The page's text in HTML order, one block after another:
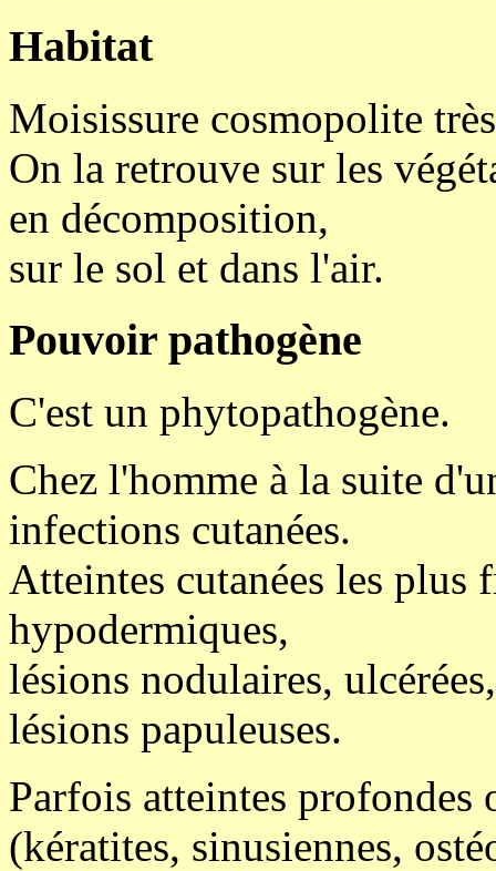
Habitat
Moisissure cosmopolite
On la retrouve sur les
en décomposition,
sur le sol et dans l'air.
Pouvoir pathogène
C'est un phytopathogène.
Chez l'homme à la suite
infections cutanées.
Atteintes cutanées les plus
hypodermiques,
lésions nodulaires,
lésions papuleuses.
Parfois atteintes profondes
(kératites, sinusiennes,